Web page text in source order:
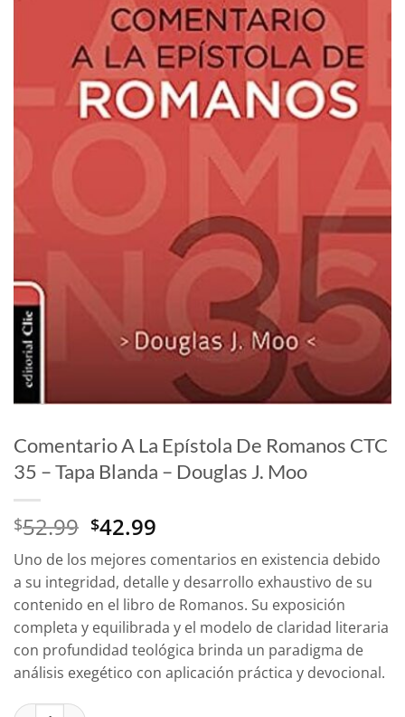
Comentario A La Epístola De Romanos CTC
35 – Tapa Blanda – Douglas J. Moo
$52.99 El
precio
original
era:
$52.99.
$42.99
precio
actual
es:
$42.99.
Uno de los mejores comentarios en existencia debido
a su integridad, detalle y desarrollo exhaustivo de su
contenido en el libro de Romanos. Su exposición
completa y equilibrada y el modelo de claridad literaria
con profundidad teológica brinda un paradigma de
análisis exegético con aplicación práctica y devocional.
Comentario A La Epístola De Romanos CTC 35 - Tapa Blanda -